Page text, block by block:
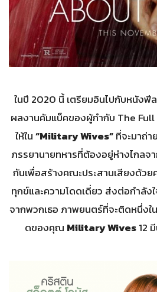
ในปี 2020 นี้ เตรียมอินไปกับหนังฟี
ผลงานคัมแบ็คของผู้กำกับ The
ให้ใน“Military Wives”ที่จะมาถ่า
ภรรยานายทหารที่ต้องอยู่ห่างไกลจ
กันเพื่อสร้างคณะประสานเสียงด้วย
ทุกข์และความโดดเดี่ยว ส่งต่อกำลัง
จากพวกเธอ ภาพยนตร์ที่จะติดหนึ่ง
ดของคุณ Military Wives12